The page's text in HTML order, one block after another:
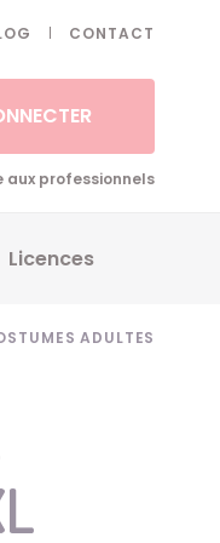
CONTACT
aux professionnels
Licences
Fée Clochette
ADULTES